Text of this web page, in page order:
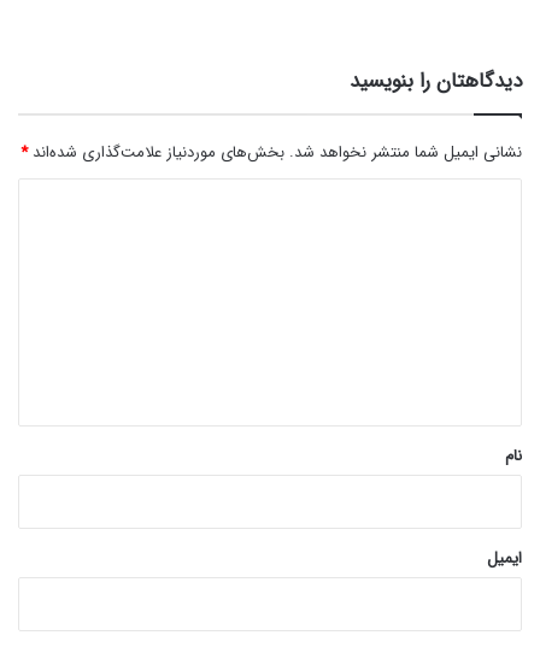
دیدگاهتان را بنویسید
نشانی ایمیل شما منتشر نخواهد شد. بخش‌های موردنیاز علامت‌گذاری شده‌اند*
نام
ایمیل